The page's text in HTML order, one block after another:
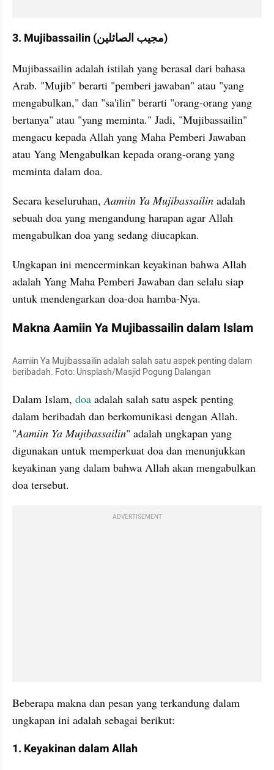
3. Mujibassailin (مجيب الصائلين)
Mujibassailin adalah istilah yang berasal dari bahasa
Arab. "Mujib" berarti "pemberi jawaban" atau "yang
mengabulkan," dan "sa'ilin" berarti "orang-orang yang
bertanya" atau "yang meminta." Jadi, "Mujibassailin"
mengacu kepada Allah yang Maha Pemberi Jawaban
atau Yang Mengabulkan kepada orang-orang yang
meminta dalam doa.
Secara keseluruhan, Aamiin Ya Mujibassailin adalah
sebuah doa yang mengandung harapan agar Allah
mengabulkan doa yang sedang diucapkan.
Ungkapan ini mencerminkan keyakinan bahwa Allah
adalah Yang Maha Pemberi Jawaban dan selalu siap
untuk mendengarkan doa-doa hamba-Nya.
Makna Aamiin Ya Mujibassailin dalam Islam
Aamiin Ya Mujibassailin adalah salah satu aspek penting dalam
beribadah. Foto: Unsplash/Masjid Pogung Dalangan
Dalam Islam, doa adalah salah satu aspek penting
dalam beribadah dan berkomunikasi dengan Allah.
"Aamiin Ya Mujibassailin" adalah ungkapan yang
digunakan untuk memperkuat doa dan menunjukkan
keyakinan yang dalam bahwa Allah akan mengabulkan
doa tersebut.
ADVERTISEMENT
Beberapa makna dan pesan yang terkandung dalam
ungkapan ini adalah sebagai berikut:
1. Keyakinan dalam Allah